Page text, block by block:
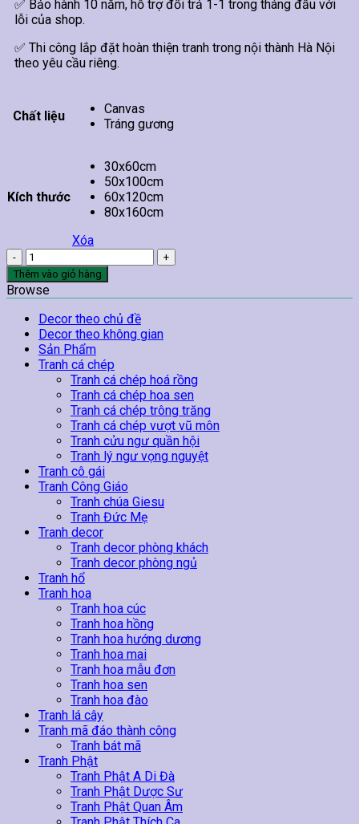
✅ Bảo hành 10 năm, hỗ trợ đổi trả 1-1 trong tháng đầu với
lỗi của shop.
✅ Thi công lắp đặt hoàn thiện tranh trong nội thành Hà Nội
theo yêu cầu riêng.
Chất liệu
Canvas
Tráng gương
Kích thước
30x60cm
50x100cm
60x120cm
80x160cm
Xóa
Tranh
Ấm
Trà
Và
Hoa
Đào
số
lượng
Thêm vào giỏ hàng
Browse
Decor theo chủ đề
Decor theo không gian
Sản Phẩm
Tranh cá chép
Tranh cá chép hoá rồng
Tranh cá chép hoa sen
Tranh cá chép trông trăng
Tranh cá chép vượt vũ môn
Tranh cửu ngư quần hội
Tranh lý ngư vọng nguyệt
Tranh cô gái
Tranh Công Giáo
Tranh chúa Giesu
Tranh Đức Mẹ
Tranh decor
Tranh decor phòng khách
Tranh decor phòng ngủ
Tranh hổ
Tranh hoa
Tranh hoa cúc
Tranh hoa hồng
Tranh hoa hướng dương
Tranh hoa mai
Tranh hoa mẫu đơn
Tranh hoa sen
Tranh hoa đào
Tranh lá cây
Tranh mã đáo thành công
Tranh bát mã
Tranh Phật
Tranh Phật A Di Đà
Tranh Phật Dược Sư
Tranh Phật Quan Âm